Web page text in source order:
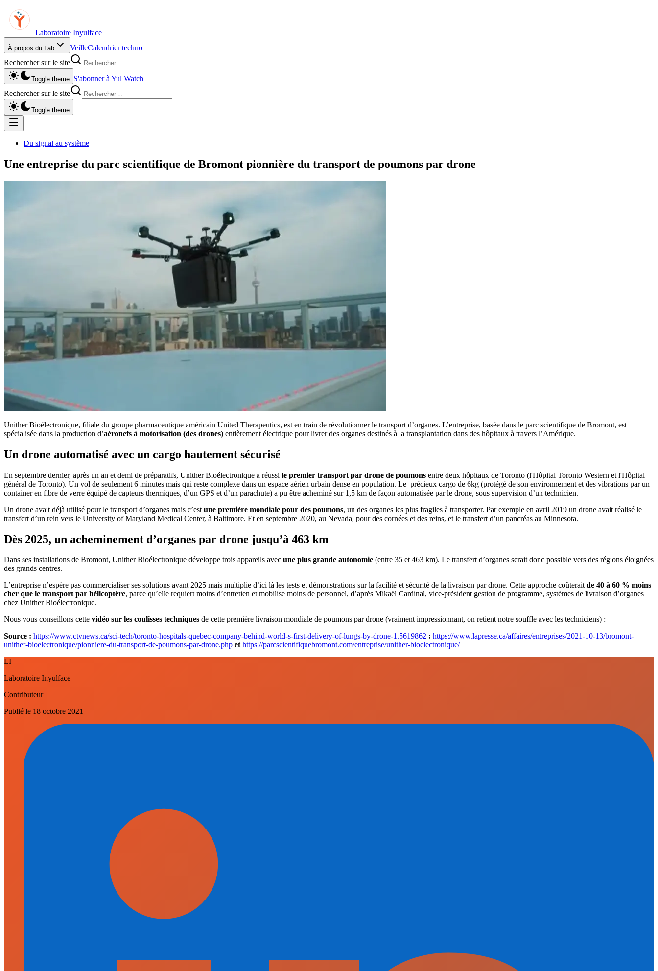
Laboratoire Inyulface
À propos du Lab VeilleCalendrier techno
Rechercher sur le site
Toggle theme S'abonner à Yul Watch
Rechercher sur le site
Toggle theme
Du signal au système
Une entreprise du parc scientifique de Bromont pionnière du transport de poumons par drone
Unither Bioélectronique, filiale du groupe pharmaceutique américain United Therapeutics, est en train de révolutionner le transport d’organes. L’entreprise, basée dans le parc scientifique de Bromont, est
spécialisée dans la production d’aéronefs à motorisation (des drones) entièrement électrique pour livrer des organes destinés à la transplantation dans des hôpitaux à travers l’Amérique.
Un drone automatisé avec un cargo hautement sécurisé
En septembre dernier, après un an et demi de préparatifs, Unither Bioélectronique a réussi le premier transport par drone de poumons entre deux hôpitaux de Toronto (l'Hôpital Toronto Western et l'Hôpital
général de Toronto). Un vol de seulement 6 minutes mais qui reste complexe dans un espace aérien urbain dense en population. Le précieux cargo de 6kg (protégé de son environnement et des vibrations par un
container en fibre de verre équipé de capteurs thermiques, d’un GPS et d’un parachute) a pu être acheminé sur 1,5 km de façon automatisée par le drone, sous supervision d’un technicien.
Un drone avait déjà utilisé pour le transport d’organes mais c’est une première mondiale pour des poumons, un des organes les plus fragiles à transporter. Par exemple en avril 2019 un drone avait réalisé le
transfert d’un rein vers le University of Maryland Medical Center, à Baltimore. Et en septembre 2020, au Nevada, pour des cornées et des reins, et le transfert d’un pancréas au Minnesota.
Dès 2025, un acheminement d’organes par drone jusqu’à 463 km
Dans ses installations de Bromont, Unither Bioélectronique développe trois appareils avec une plus grande autonomie (entre 35 et 463 km). Le transfert d’organes serait donc possible vers des régions éloignées
des grands centres.
L’entreprise n’espère pas commercialiser ses solutions avant 2025 mais multiplie d’ici là les tests et démonstrations sur la facilité et sécurité de la livraison par drone. Cette approche coûteraitde 40 à 60 % moins
cher que le transport par hélicoptère, parce qu’elle requiert moins d’entretien et mobilise moins de personnel, d’après Mikaël Cardinal, vice-président gestion de programme, systèmes de livraison d’organes
chez Unither Bioélectronique.
Nous vous conseillons cette vidéo sur les coulisses techniques de cette première livraison mondiale de poumons par drone (vraiment impressionnant, on retient notre souffle avec les techniciens) :
Source : https://www.ctvnews.ca/sci-tech/toronto-hospitals-quebec-company-behind-world-s-first-delivery-of-lungs-by-drone-1.5619862 ; https://www.lapresse.ca/affaires/entreprises/2021-10-13/bromont-
unither-bioelectronique/pionniere-du-transport-de-poumons-par-drone.php et https://parcscientifiquebromont.com/entreprise/unither-bioelectronique/
LI
Laboratoire Inyulface
Contributeur
Publié le 18 octobre 2021